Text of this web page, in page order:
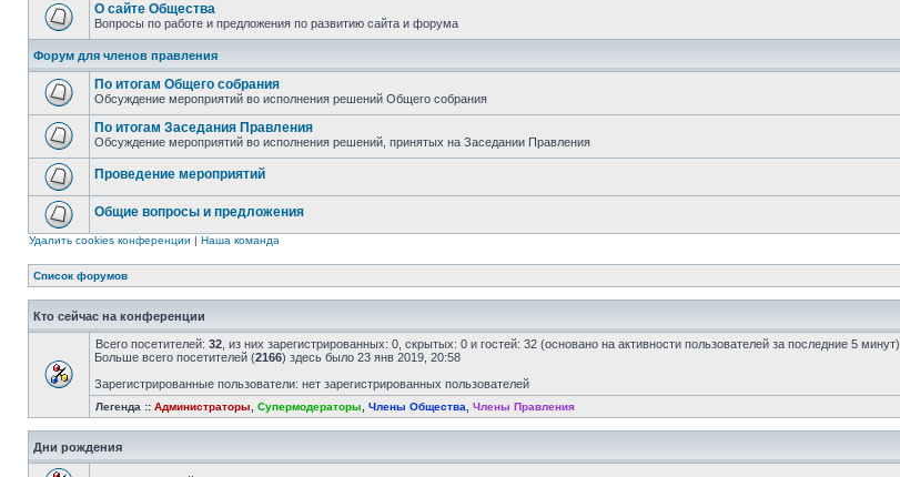
О сайте Общества
Вопросы по работе и предложения по развитию сайта и форума
Форум для членов правления
По итогам Общего собрания
Обсуждение мероприятий во исполнения решений Общего собрания
По итогам Заседания Правления
Обсуждение мероприятий во исполнения решений, принятых на Заседании Правления
Проведение мероприятий
Общие вопросы и предложения
Удалить cookies конференции | Наша команда
Список форумов
Кто сейчас на конференции
Всего посетителей: 32 , из них зарегистрированных: 0, скрытых: 0 и гостей: 32 (основано на активности пользователей за последние 5 минут)
Больше всего посетителей (2166) здесь было 23 янв 2019, 20:58
Зарегистрированные пользователи: нет зарегистрированных пользователей
Легенда :: Администраторы Супермодераторы Члены Общества Члены Правления
Дни рождения